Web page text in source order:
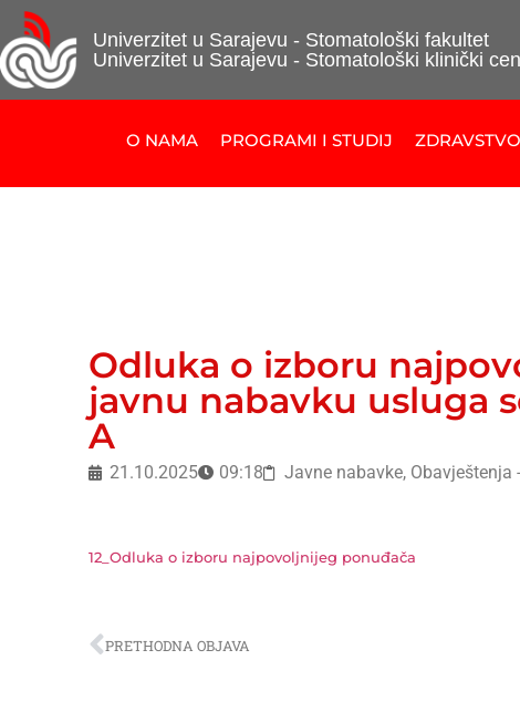
Univerzitet u Sarajevu - Stomatološki fakultet
Univerzitet u Sarajevu - Stomatološki klinički
O NAMA PROGRAMI I STUDIJ ZDRAVSTVO
Odluka o izboru
javnu nabavku usluga
A
21.10.2025 09:18 Javne nabavke, Obavještenja
12_Odluka o izboru najpovoljnijeg ponuđača
PRETHODNA OBJAVA